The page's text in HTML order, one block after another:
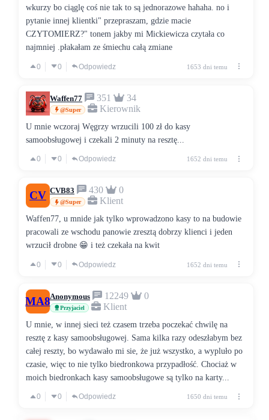
wkurzy bo ciąglę coś nie tak to są jednorazowe hahaha. no i
pytanie innej klientki" przepraszam, gdzie macie
CZYTOMIERZ?" tonem jakby mi Mickiewicza czytała co
najmniej .płakałam ze śmiechu całą zmiane
0 0 Odpowiedz 1653 dni temu
Waffen77 351 34
@Super Kierownik
U mnie wczoraj Węgrzy wrzucili 100 zł do kasy
samoobsługowej i czekali 2 minuty na resztę...
0 0 Odpowiedz 1652 dni temu
CV CVB83 430 0
@Super Klient
Waffen77, u mnide jak tylko wprowadzono kasy to na budowie
pracowali ze wschodu panowie zresztą dobrzy klienci i jeden
wrzucił drobne 😁 i też czekała na kwit
0 0 Odpowiedz 1652 dni temu
MA8Anonymous 12249 0
Przyjaciel Klient
U mnie, w innej sieci też czasem trzeba poczekać chwilę na
resztę z kasy samoobsługowej. Sama kilka razy odeszłabym bez
całej reszty, bo wydawało mi sie, że już wszystko, a wypluło po
czasie, więc to nie tylko biedronkowa przypadłość. Chociaż w
moich biedronkach kasy samoobsługowe są tylko na karty...
0 0 Odpowiedz 1650 dni temu